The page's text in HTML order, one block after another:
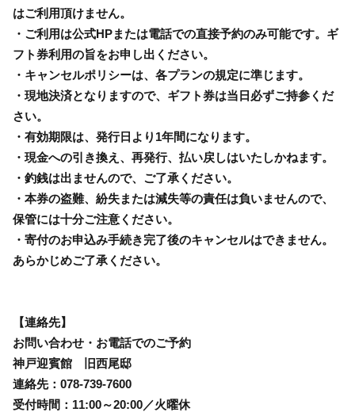
はご利用頂けません。
・ご利用は公式HPまたは電話での直接予約のみ可能です。ギ
フト券利用の旨をお申し出ください。
・キャンセルポリシーは、各プランの規定に準じます。
・現地決済となりますので、ギフト券は当日必ずご持参くだ
さい。
・有効期限は、発行日より1年間になります。
・現金への引き換え、再発行、払い戻しはいたしかねます。
・釣銭は出ませんので、ご了承ください。
・本券の盗難、紛失または減失等の責任は負いませんので、
保管には十分ご注意ください。
・寄付のお申込み手続き完了後のキャンセルはできません。
あらかじめご了承ください。
【連絡先】
お問い合わせ・お電話でのご予約
神戸迎賓館 旧西尾邸
連絡先：078-739-7600
受付時間：11:00～20:00／火曜休